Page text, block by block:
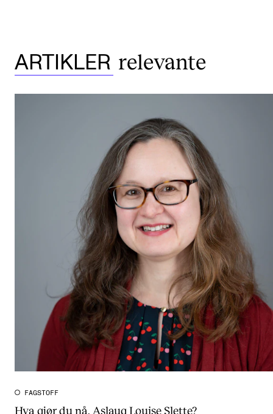
ARTIKLER relevante
FAGSTOFF
Hva gjør du nå, Aslaug Louise Slette?